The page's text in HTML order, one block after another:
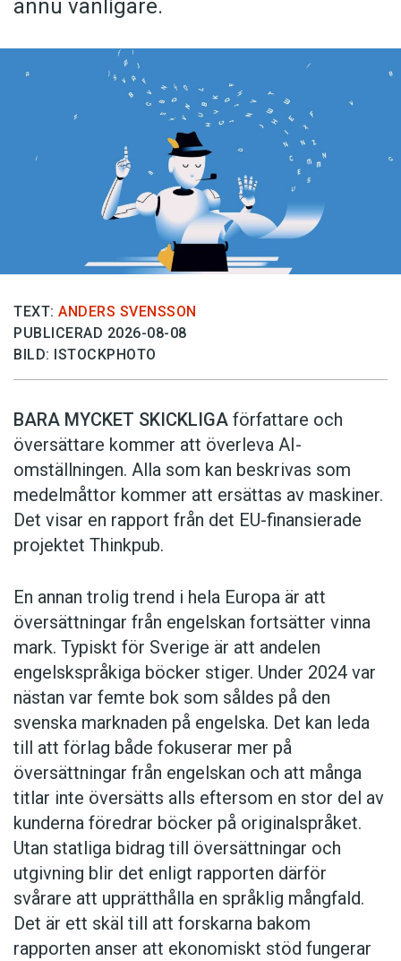
ännu vanligare.
TEXT: ANDERS SVENSSON
PUBLICERAD 2026-08-08
BILD: ISTOCKPHOTO
BARA MYCKET SKICKLIGA författare och
översättare ­kommer att överleva AI-
omställningen. Alla som kan beskrivas som
medelmåttor kommer att ersättas av maskiner.
Det visar en rapport från det EU-finansierade
projektet Thinkpub.
En annan trolig trend i hela Europa är att
översättningar från engelskan fortsätter vinna
mark. Typiskt för Sverige är att andelen
engelskspråkiga böcker stiger. Under 2024 var
nästan var femte bok som såldes på den
svenska marknaden på engelska. Det kan leda
till att förlag både fokuserar mer på
översättningar från engelskan och att många
titlar inte översätts alls eftersom en stor del av
kunderna föredrar böcker på originalspråket.
Utan statliga bidrag till översättningar och
utgivning blir det enligt rapporten därför
svårare att upprätthålla en språklig mångfald.
Det är ett skäl till att forskarna bakom
rapporten anser att ekonomiskt stöd fungerar